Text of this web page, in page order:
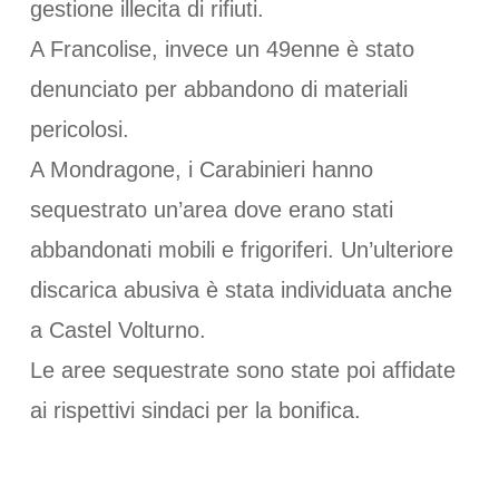
gestione illecita di rifiuti.
A Francolise, invece un 49enne è stato
denunciato per abbandono di materiali
pericolosi.
A Mondragone, i Carabinieri hanno
sequestrato un’area dove erano stati
abbandonati mobili e frigoriferi. Un’ulteriore
discarica abusiva è stata individuata anche
a Castel Volturno.
Le aree sequestrate sono state poi affidate
ai rispettivi sindaci per la bonifica.